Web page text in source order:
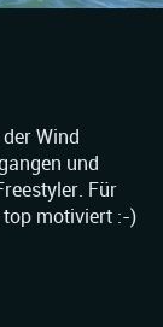
Wind
und
Für
top motiviert :-)